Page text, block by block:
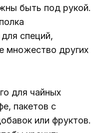
быть под рукой.
специй,
множество других
для чайных
пакетов с
или фруктов.